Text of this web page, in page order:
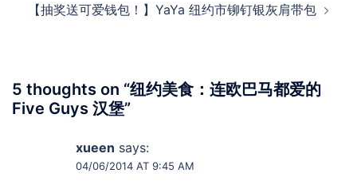
【抽奖送可爱钱包！】YaYa 纽约市铆钉银灰肩带包
5 thoughts on “纽约美食：连欧巴马都爱的
Five Guys 汉堡”
xueen says:
04/06/2014 AT 9:45 AM